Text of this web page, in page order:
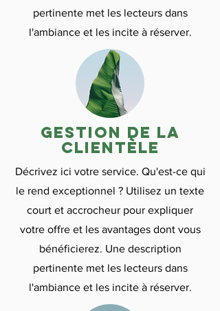
pertinente met les lecteurs dans
l'ambiance et les incite à réserver.
gestion de la
clientèle
Décrivez ici votre service. Qu'est-ce qui
le rend exceptionnel ? Utilisez un texte
court et accrocheur pour expliquer
votre offre et les avantages dont vous
bénéficierez. Une description
pertinente met les lecteurs dans
l'ambiance et les incite à réserver.